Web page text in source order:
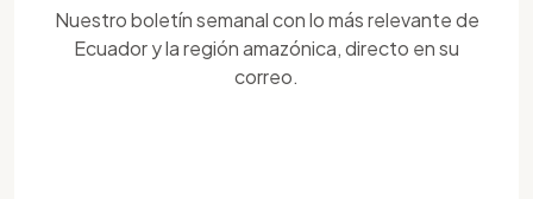
Nuestro boletín semanal con lo más relevante de
Ecuador y la región amazónica, directo en su
correo.